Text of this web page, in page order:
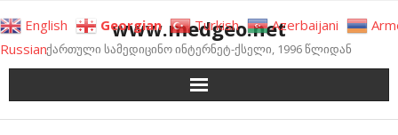
to
content
www.medgeo.net
ქართული სამედიცინო ინტერნეტ-ქსელი, 1996 წლიდან
English Georgian Turkish Azerbaijani
Russian